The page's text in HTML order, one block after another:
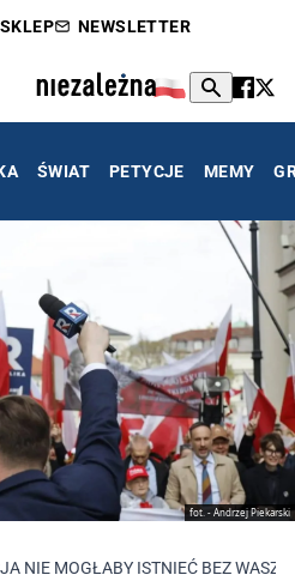
SKLEP NEWSLETTER
ŚWIAT PETYCJE MEMY
fot. - Andrzej Piekarski
NIE MOGŁABY ISTNIEĆ BEZ